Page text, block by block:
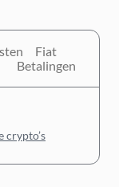
Fiat
Betalingen
crypto’s